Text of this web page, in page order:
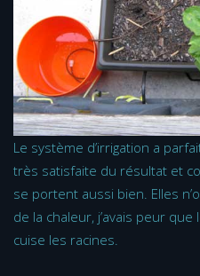
Le système d’irrigation a
très satisfaite du résultat et
se portent aussi bien. Elles
de la chaleur, j’avais peur
cuise les racines.